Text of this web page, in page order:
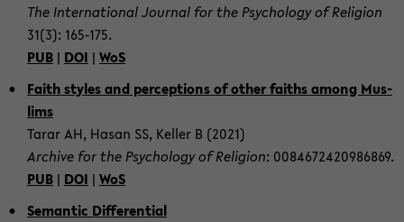
The In­ter­na­tional Jour­nal for the Psy­chol­ogy of Re­li­gion
31(3): 165-​175.
PUB | DOI | WoS
Faith styles and per­cep­tions of other faiths among Mus­
lims
Tarar AH, Hasan SS, Keller B (2021)
Archive for the Psy­chol­ogy of Re­li­gion: 0084672420986869.
PUB | DOI | WoS
Se­man­tic Dif­fer­en­tial